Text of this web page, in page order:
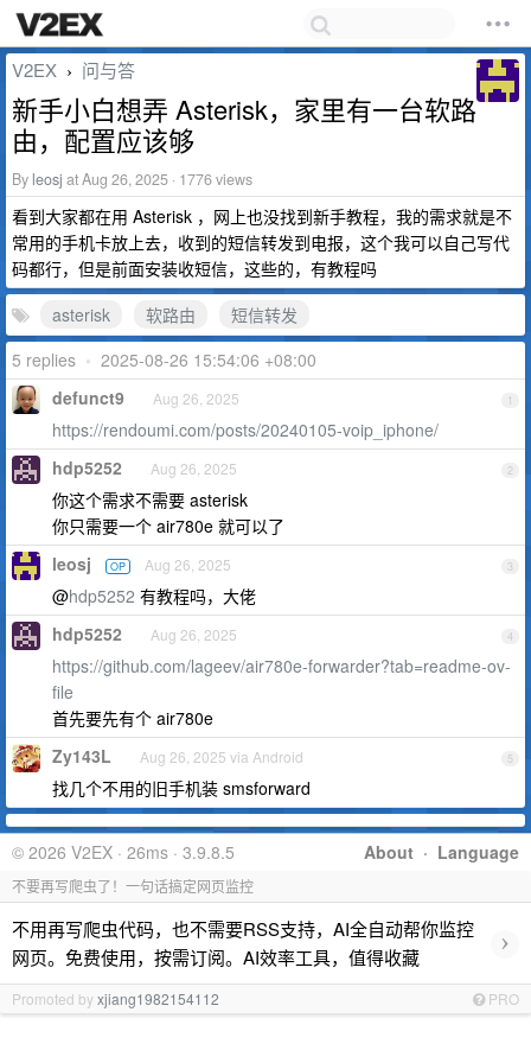
V2EX › 问与答
新手小白想弄 Asterisk，家里有一台软路
由，配置应该够
By leosj at Aug 26, 2025 · 1776 views
看到大家都在用 Asterisk ，网上也没找到新手教程，我的需求就是不
常用的手机卡放上去，收到的短信转发到电报，这个我可以自己写代
码都行，但是前面安装收短信，这些的，有教程吗
asterisk
软路由
短信转发
5 replies • 2025-08-26 15:54:06 +08:00
1
defunct9 Aug 26, 2025
https://rendoumi.com/posts/20240105-voip_iphone/
2
hdp5252 Aug 26, 2025
你这个需求不需要 asterisk
你只需要一个 air780e 就可以了
3
leosj OP Aug 26, 2025
@hdp5252 有教程吗，大佬
4
hdp5252 Aug 26, 2025
https://github.com/lageev/air780e-forwarder?tab=readme-ov-
file
首先要先有个 air780e
5
Zy143L Aug 26, 2025 via Android
找几个不用的旧手机装 smsforward
About · Language
© 2026 V2EX · 26ms · 3.9.8.5
不要再写爬虫了！一句话搞定网页监控
不用再写爬虫代码，也不需要RSS支持，AI全自动帮你监控
网页。免费使用，按需订阅。AI效率工具，值得收藏
›
Promoted byxjiang1982154112 PRO